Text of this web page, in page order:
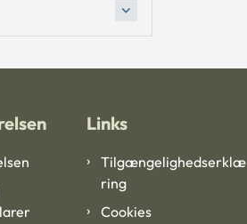
Links
Tilgængelighedserklæ
ring
Cookies